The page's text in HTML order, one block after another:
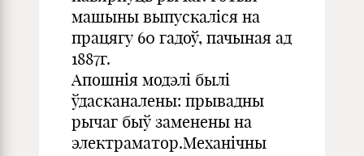
машыны выпускаліся на
працягу 60 гадоў, пачыная ад
1887г.
Апошнія модэлі былі
ўдасканалены: прывадны
рычаг быў заменены на
электраматор.Механічны